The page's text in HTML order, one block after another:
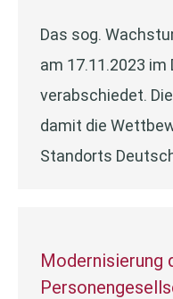
Das sog.
am 17.11.2023
verabschiedet.
damit die
Standorts
Modernisierung